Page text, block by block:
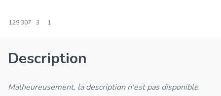
129 307 3 1
Description
Malheureusement, la description n'est pas disponible